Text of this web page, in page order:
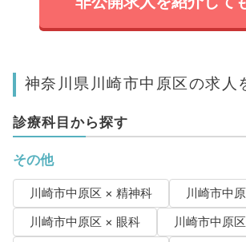
神奈川県川崎市中原区の求人
診療科目から探す
その他
川崎市中原区 × 精神科
川崎市中
川崎市中原区 × 眼科
川崎市中原